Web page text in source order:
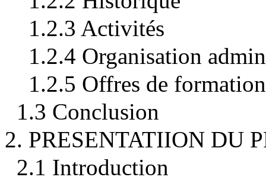
1.2.3 Activités
1.2.4 Organisation
1.2.5 Offres de formation
1.3 Conclusion
2. PRESENTATIION DU
2.1 Introduction